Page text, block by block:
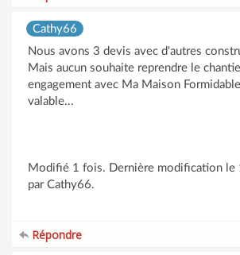
Cathy66
Nous avons 3 devis avec d'autres
Mais aucun souhaite reprendre le
engagement avec Ma Maison
valable...
Modifié 1 fois. Dernière modification
par Cathy66.
Répondre